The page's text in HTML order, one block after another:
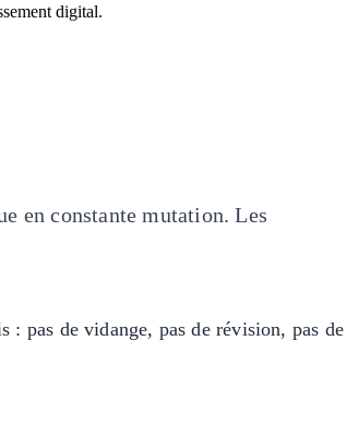
digital.
en constante mutation. Les
pas de vidange, pas de révision, pas de